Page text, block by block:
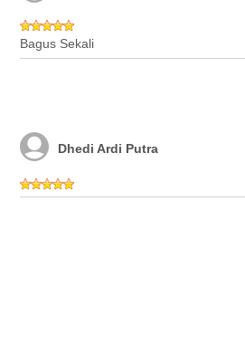
Bagus Sekali
Dhedi Ardi Putra